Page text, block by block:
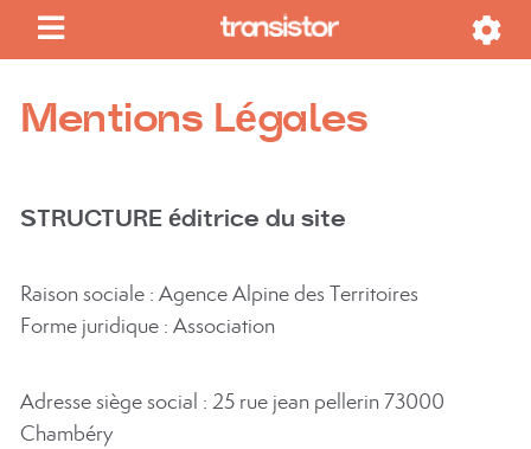
Mentions Légales
STRUCTURE éditrice du site
Raison sociale : Agence Alpine des Territoires
Forme juridique : Association
Adresse siège social : 25 rue jean pellerin 73000
Chambéry